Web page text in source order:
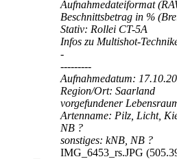
Aufnahmedateiformat
Beschnittsbetrag in %
Stativ: Rollei CT-5A
Infos zu Multishot-
-
---------
Aufnahmedatum:
Region/Ort: Saarland
vorgefundener
Artenname: Pilz, Licht,
NB ?
sonstiges: kNB, NB ?
IMG_6453_rs.JPG